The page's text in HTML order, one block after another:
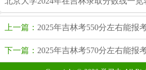
上一篇： 2025年吉林考550分左右能报考上什么
下一篇： 2025年吉林考570分左右能报考上什么